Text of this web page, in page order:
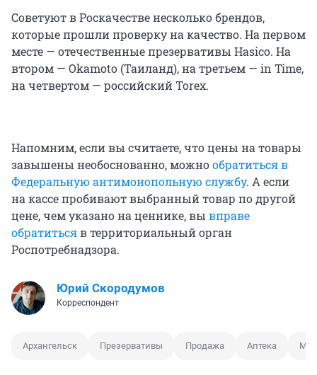
Советуют в Роскачестве несколько брендов,
которые прошли проверку на качество. На первом
месте — отечественные презервативы Hasico. На
втором — Okamoto (Таиланд), на третьем — in Time,
на четвертом — российский Torex.
Напомним, если вы считаете, что цены на товары
завышены необоснованно, можнообратиться в
Федеральную антимонопольную службу. А если
на кассе пробивают выбранный товар по другой
цене, чем указано на ценнике, вы вправе
обратитьсяв территориальный орган
Роспотребнадзора.
Юрий Скородумов
Корреспондент
Архангельск Презервативы Продажа Аптека